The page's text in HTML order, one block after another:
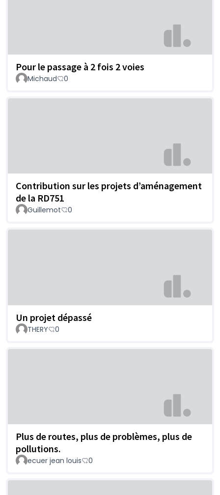
Pour le passage à 2 fois 2 voies
Michaud 0
Contribution sur les projets d’aménagement
de la RD751
Guillemot 0
Un projet dépassé
THERY 0
Plus de routes, plus de problèmes, plus de
pollutions.
ecuer jean louis 0